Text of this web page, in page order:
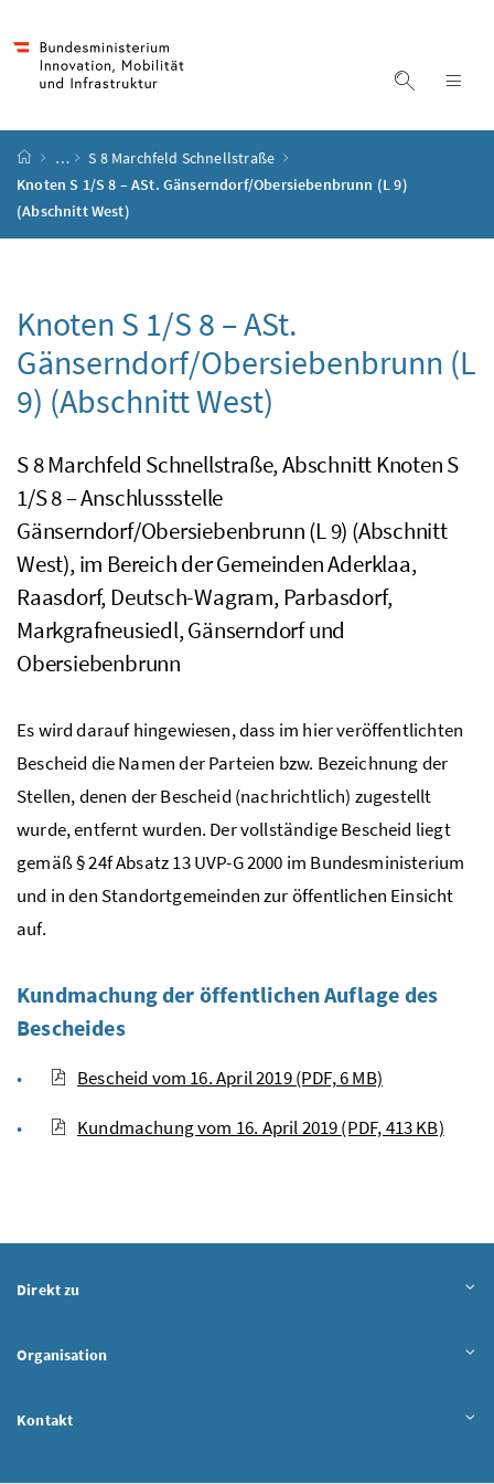
Suche
Startseite
…
S 8 Marchfeld Schnellstraße
Knoten S 1/S 8 – ASt. Gänserndorf/Obersiebenbrunn (L 9)
(Abschnitt West)
Knoten S 1/S 8 –ASt.
Gänserndorf/Obersiebenbrunn (L
9) (Abschnitt West)
S 8 Marchfeld Schnellstraße, Abschnitt Knoten S
1/S 8 – Anschlussstelle
Gänserndorf/Obersiebenbrunn (L 9) (Abschnitt
West), im Bereich der Gemeinden Aderklaa,
Raasdorf, Deutsch-Wagram, Parbasdorf,
Markgrafneusiedl, Gänserndorf und
Obersiebenbrunn
Es wird darauf hingewiesen, dass im hier veröffentlichten
Bescheid die Namen der Parteien bzw. Bezeichnung der
Stellen, denen der Bescheid (nachrichtlich) zugestellt
wurde, entfernt wurden. Der vollständige Bescheid liegt
gemäß § 24f Absatz 13UVP-G2000 im Bundesministerium
und in den Standortgemeinden zur öffentlichen Einsicht
auf.
Kundmachung der öffentlichen Auflage des
Bescheides
Bescheid vom 16. April 2019(PDF, 6 MB)
Kundmachung vom 16. April 2019(PDF, 413 KB)
Direkt zu
Organisation
Kontakt